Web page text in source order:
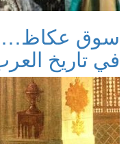
سوق عكاظ…
في تاريخ العرب